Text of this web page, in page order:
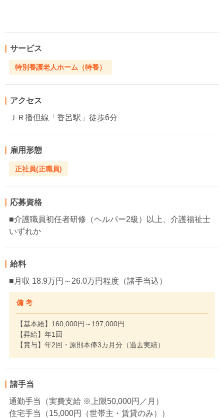
サービス
特別養護老人ホーム（特養）
アクセス
ＪＲ播但線「香呂駅」徒歩6分
雇用形態
正社員(正職員)
応募資格
■介護職員初任者研修（ヘルパー2級）以上、介護福祉士
いずれか
給料
■月収 18.9万円～26.0万円程度（諸手当込）
備 考
【基本給】160,000円～197,000円
【昇給】年1回
【賞与】年2回・原則本俸3カ月分（過去実績）
諸手当
通勤手当（実費支給 ※上限50,000円／月）
住宅手当（15,000円（世帯主・賃貸のみ））